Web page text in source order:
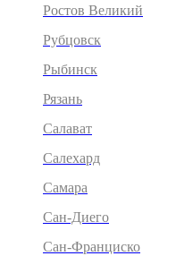
Ростов Великий
Рубцовск
Рыбинск
Рязань
Салават
Салехард
Самара
Сан-Диего
Сан-Франциско